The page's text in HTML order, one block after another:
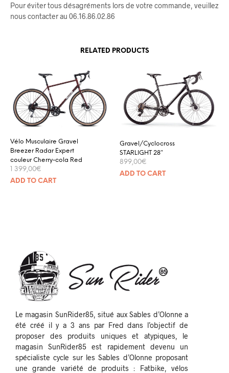
Pour éviter tous désagréments lors de votre commande, veuillez
nous contacter au 06.16.86.02.86
RELATED PRODUCTS
Vélo Musculaire Gravel
Breezer Radar Expert
couleur Cherry-cola Red
1 399,00€
ADD TO CART
Gravel/Cyclocross
STARLIGHT 28″
899,00€
ADD TO CART
Le magasin SunRider85, situé aux Sables d’Olonne a
été créé il y a 3 ans par Fred dans l’objectif de
proposer des produits uniques et atypiques, le
magasin SunRider85 est rapidement devenu un
spécialiste cycle sur les Sables d’Olonne proposant
une grande variété de produits : Fatbike, vélos